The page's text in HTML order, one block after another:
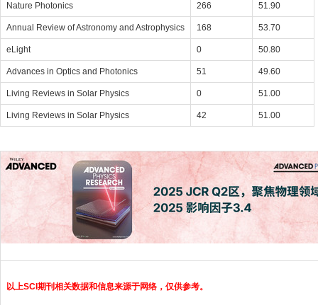
Nature Photonics 266 51.90
Annual Review of Astronomy and Astrophysics 168 53.70
eLight 0 50.80
Advances in Optics and Photonics 51 49.60
Living Reviews in Solar Physics 0 51.00
Living Reviews in Solar Physics 42 51.00
以上SCI期刊相关数据和信息来源于网络，仅供参考。